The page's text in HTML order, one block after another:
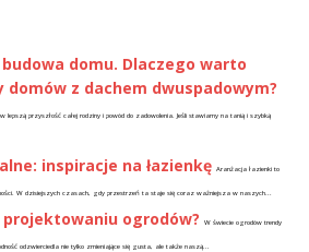
domu. Dlaczego warto
z dachem dwuspadowym?
przyszłość całej rodziny i powód do zadowolenia. Jeśli stawiamy na tanią i szybką
inspiracje na łazienkę Aranżacja łazienki to
W dzisiejszych czasach, gdy przestrzeń ta staje się coraz ważniejsza w naszych...
projektowaniu ogrodów? W świecie ogrodów trendy
odzwierciedla nie tylko zmieniające się gusta, ale także naszą...